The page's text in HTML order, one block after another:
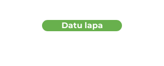
Datu lapa